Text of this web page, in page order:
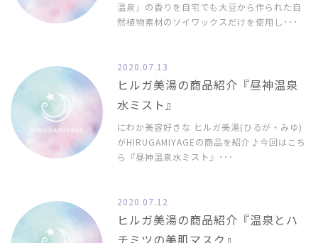
温泉」の香りを自宅でも大豆から作られた自
然植物素材のソイワックスだけを使用し･･･
2020.07.13
ヒルガ美湯の商品紹介『昼神温泉
水ミスト』
にわか美容好きな ヒルガ美湯(ひるが・みゆ)
がHIRUGAMIYAGEの商品を紹介♪今回はこち
ら『昼神温泉水ミスト』･･･
2020.07.12
ヒルガ美湯の商品紹介『温泉とハ
チミツの美肌マスク』